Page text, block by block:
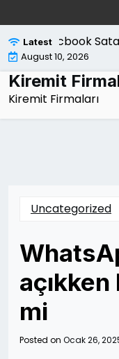
to
content
Latest
Macbook
August 10, 2026
Kiremit
Kiremit Firmaları
Uncategorized
mi
Posted on Ocak 26,